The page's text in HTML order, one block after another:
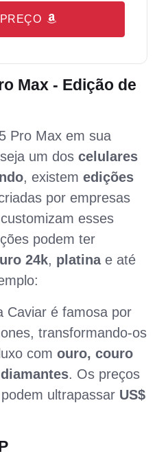
Max - Edição de
Pro Max em sua
um dos celulares
, existem edições
por empresas
esses
podem ter
24k, platinae até
Caviar é famosa por
transformando-os
com ouro, couro
. Os preços
ultrapassar US$